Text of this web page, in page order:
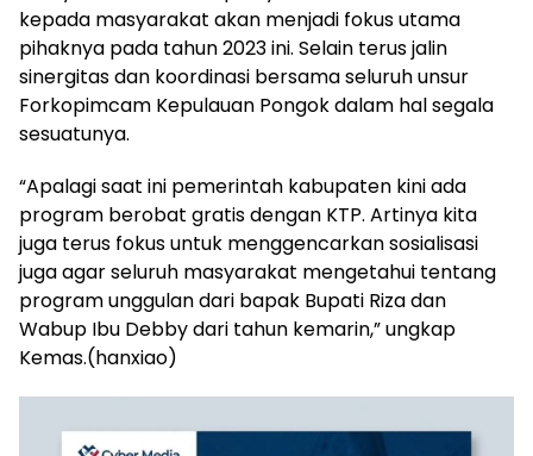
kepada masyarakat akan menjadi fokus utama
pihaknya pada tahun 2023 ini. Selain terus jalin
sinergitas dan koordinasi bersama seluruh unsur
Forkopimcam Kepulauan Pongok dalam hal segala
sesuatunya.
“Apalagi saat ini pemerintah kabupaten kini ada
program berobat gratis dengan KTP. Artinya kita
juga terus fokus untuk menggencarkan sosialisasi
juga agar seluruh masyarakat mengetahui tentang
program unggulan dari bapak Bupati Riza dan
Wabup Ibu Debby dari tahun kemarin,” ungkap
Kemas.(hanxiao)